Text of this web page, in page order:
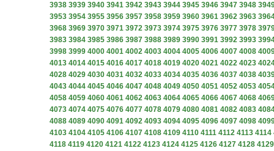
3938 3939 3940 3941 3942 3943 3944 3945 3946 3947 3948
3953 3954 3955 3956 3957 3958 3959 3960 3961 3962 3963
3968 3969 3970 3971 3972 3973 3974 3975 3976 3977 3978
3983 3984 3985 3986 3987 3988 3989 3990 3991 3992 3993
3998 3999 4000 4001 4002 4003 4004 4005 4006 4007 4008
4013 4014 4015 4016 4017 4018 4019 4020 4021 4022 4023
4028 4029 4030 4031 4032 4033 4034 4035 4036 4037 4038
4043 4044 4045 4046 4047 4048 4049 4050 4051 4052 4053
4058 4059 4060 4061 4062 4063 4064 4065 4066 4067 4068
4073 4074 4075 4076 4077 4078 4079 4080 4081 4082 4083
4088 4089 4090 4091 4092 4093 4094 4095 4096 4097 4098
4103 4104 4105 4106 4107 4108 4109 4110 4111 4112 4113 4114
4118 4119 4120 4121 4122 4123 4124 4125 4126 4127 4128 4129